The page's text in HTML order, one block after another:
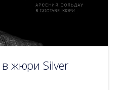
жюри Silver